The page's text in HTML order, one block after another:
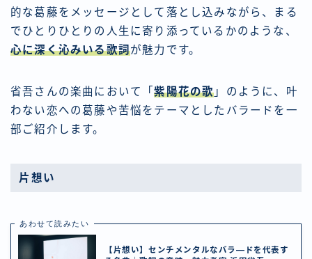
的な葛藤をメッセージとして落とし込みながら、まる
でひとりひとりの人生に寄り添っているかのような、
心に深く沁みいる歌詞が魅力です。
省吾さんの楽曲において「紫陽花の歌 」のように、叶
わない恋への葛藤や苦悩をテーマとしたバラードを一
部ご紹介します。
片想い
あわせて読みたい
【片想い】センチメンタルなバラ―ドを代表す